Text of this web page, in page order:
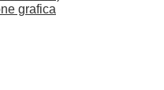
grafica